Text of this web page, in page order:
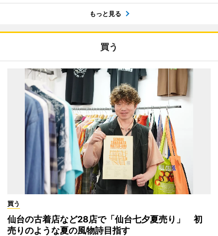
もっと見る
買う
買う
仙台の古着店など28店で「仙台七夕夏売り」 初
売りのような夏の風物詩目指す